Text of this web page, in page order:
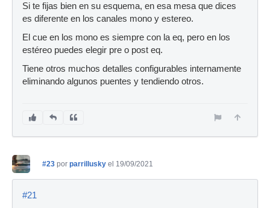
Si te fijas bien en su esquema, en esa mesa que dices
es diferente en los canales mono y estereo.
El cue en los mono es siempre con la eq, pero en los
estéreo puedes elegir pre o post eq.
Tiene otros muchos detalles configurables internamente
eliminando algunos puentes y tendiendo otros.
#23 por parrillusky el 19/09/2021
#21